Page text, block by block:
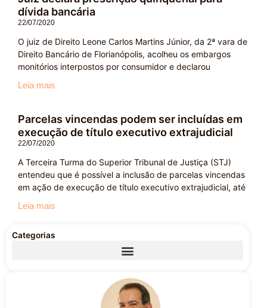
dívida bancária
22/07/2020
O juiz de Direito Leone Carlos Martins Júnior, da 2ª vara de
Direito Bancário de Florianópolis, acolheu os embargos
monitórios interpostos por consumidor e declarou
Leia mais
Parcelas vincendas podem ser incluídas em
execução de título executivo extrajudicial
22/07/2020
A Terceira Turma do Superior Tribunal de Justiça (STJ)
entendeu que é possível a inclusão de parcelas vincendas
em ação de execução de título executivo extrajudicial, até
Leia mais
Categorias